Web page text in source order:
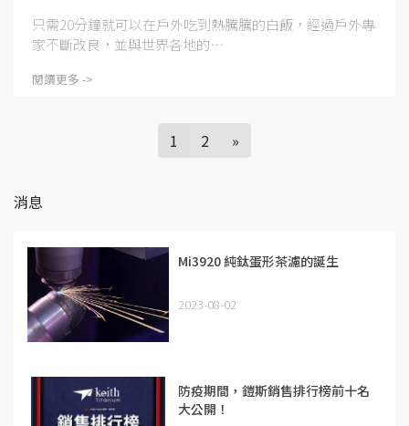
只需20分鐘就可以在戶外吃到熱騰騰的白飯，經過戶外專
家不斷改良，並與​世界各地的⋯
閱讀更多 ->
1 2 »
消息
Mi3920 純鈦蛋形茶濾的誕生
2023-08-02
防疫期間，鎧斯銷售排行榜前十名
大公開！